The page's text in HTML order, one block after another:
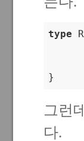
type
}
그런
다.